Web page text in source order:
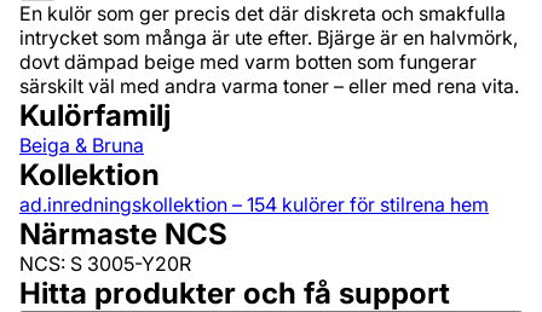
En kulör som ger precis det där diskreta och smakfulla
intrycket som många är ute efter. Bjärge är en halvmörk,
dovt dämpad beige med varm botten som fungerar
särskilt väl med andra varma toner – eller med rena vita.
Kulörfamilj
Beiga & Bruna
Kollektion
ad.inredningskollektion – 154 kulörer för stilrena hem
Närmaste NCS
NCS: S 3005-Y20R
Hitta produkter och få support